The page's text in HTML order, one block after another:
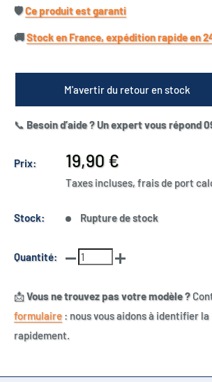
🛡️​Ce produit est garanti
🚚​Stock en France, expédition rapide en
M'avertir du retour en stock
📞 Besoin d’aide ? Un expert vous répond
Prix:
Prix
réduit
19,90 €
Taxes incluses, frais de port
Stock: Rupture de stock
Quantité:
📩Vous ne trouvez pas votre modèle ?
formulaire : nous vous aidons à identifier
rapidement.